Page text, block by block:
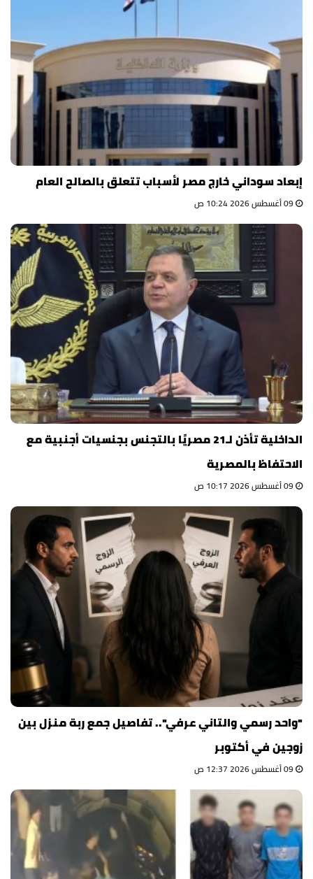
إبعاد سوداني خارج مصر لأسباب تتعلق بالصالح العام
الداخلية تأذن لـ21 مصريًا بالتجنس بجنسيات أجنبية مع
الاحتفاظ بالمصرية
"واحد رسمي والتاني عرفي".. تفاصيل جمع ربة منزل بين
زوجين في أكتوبر